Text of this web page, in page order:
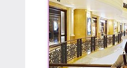
客
及
旅
遊
雜